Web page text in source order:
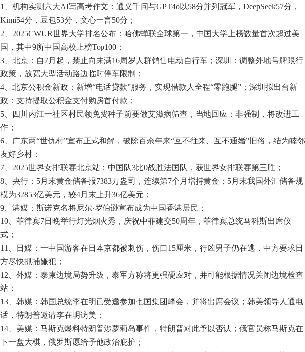
1、机构实测六大AI写高考作文：通义千问与GPT4o以58分并列冠军，DeepSeek57分，
Kimi54分，豆包53分，文心一言50分；
2、2025CWUR世界大学排名公布：哈佛蝉联全球第一，中国大学上榜数量首次超过美
国，其中9所中国高校上榜Top100；
3、北京：自7月起，禁止向未满16周岁人群销售电动自行车；深圳：调整外地号牌限行
政策，放宽大型活动路边临时停车限制；
4、北京公积金新政：新增“电话贷款”服务，实现借款人全程“零跑腿”；深圳拟出台新
政：支持提取公积金支付购房首付款；
5、四川内江一社区村民领免费种子前要做艾滋病筛查，当地回应：非强制，将改进工
作；
6、广东两“世仇村”宣布正式和解，破除百余年来“互不往来、互不通婚”旧俗，结为睦邻
友好乡村；
7、2025世界女排联赛北京站：中国队3比0战胜法国队，获世界女排联赛第三胜；
8、央行：5月末黄金储备报7383万盎司，连续第7个月增持黄金；5月末我国外汇储备规
模为32853亿美元，较4月末上升36亿美元；
9、港媒：斯诺克名将尼尔·罗伯逊宣布成为中国香港居民；
10、菲律宾7日晚举行灯光烟火秀，庆祝中菲建交50周年，菲律宾总统马科斯出席仪
式；
11、日媒：一中国游客在日本京都被刺伤，伤口15厘米，行凶男子仍在逃，中方要求日
方尽快抓捕嫌犯；
12、外媒：泰柬边境局势升级，泰军方称将更强硬应对，并可能根据情况关闭边境检查
站；
13、韩媒：韩国总统李在明已受邀参加七国集团峰会，并将出席会议；韩美领导人通电
话，特朗普邀请李在明访美；
14、美媒：马斯克爆料特朗普涉萝莉岛事件，特朗普对此予以否认；俄官员称马斯克在
下一盘大棋，俄罗斯愿给予他政治庇护；